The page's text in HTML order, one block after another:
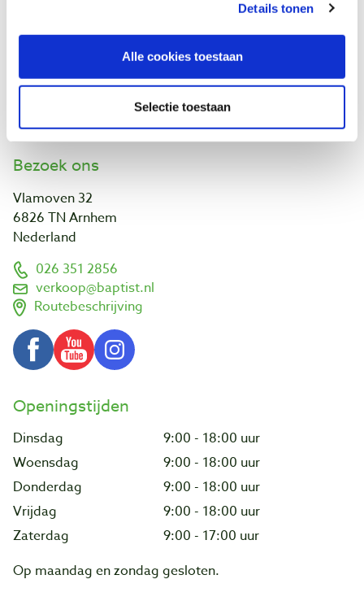
Details tonen
Alle cookies toestaan
Selectie toestaan
Ontdek IJsseloord 1
Agenda
Bezoek ons
Vlamoven 32
6826 TN Arnhem
Nederland
026 351 2856
verkoop@baptist.nl
Routebeschrijving
Openingstijden
Dinsdag
9:00 - 18:00 uur
Woensdag
9:00 - 18:00 uur
Donderdag
9:00 - 18:00 uur
Vrijdag
9:00 - 18:00 uur
Zaterdag
9:00 - 17:00 uur
Op maandag en zondag gesloten.